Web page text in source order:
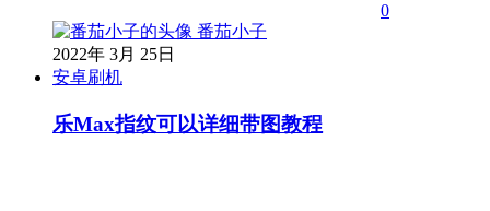
0
番茄小子
2022年 3月 25日
安卓刷机
乐Max指纹可以详细带图教程